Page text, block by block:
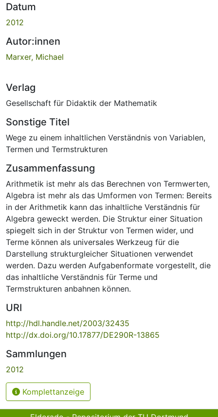
Datum
2012
Autor:innen
Marxer, Michael
Verlag
Gesellschaft für Didaktik der Mathematik
Sonstige Titel
Wege zu einem inhaltlichen Verständnis von Variablen,
Termen und Termstrukturen
Zusammenfassung
Arithmetik ist mehr als das Berechnen von Termwerten,
Algebra ist mehr als das Umformen von Termen: Bereits
in der Arithmetik kann das inhaltliche Verständnis für
Algebra geweckt werden. Die Struktur einer Situation
spiegelt sich in der Struktur von Termen wider, und
Terme können als universales Werkzeug für die
Darstellung strukturgleicher Situationen verwendet
werden. Dazu werden Aufgabenformate vorgestellt, die
das inhaltliche Verständnis für Terme und
Termstrukturen anbahnen können.
URI
http://hdl.handle.net/2003/32435
http://dx.doi.org/10.17877/DE290R-13865
Sammlungen
2012
Komplettanzeige